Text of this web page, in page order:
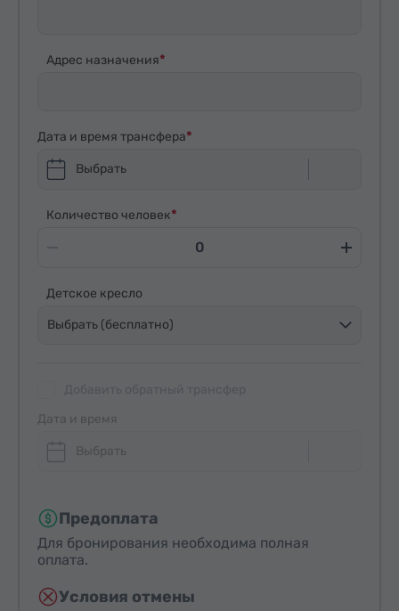
Адрес назначения
Дата и время трансфера
Выбрать
Количество человек
Детское кресло
Выбрать (бесплатно)
Дата и время
Выбрать
Предоплата
Для бронирования необходима полная
оплата.
Условия отмены